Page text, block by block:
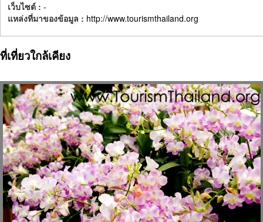
เว็บไซต์ : -
แหล่งที่มาของข้อมูล : http://www.tourismthailand.org
ที่เที่ยวใกล้เคียง